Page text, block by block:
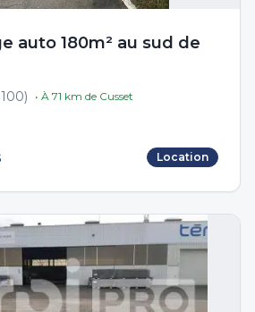
auto 180m² au sud de
) • À 71 km de Cusset
Location